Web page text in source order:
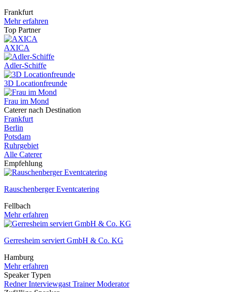
Frankfurt
Mehr erfahren
Top Partner
AXICA
Adler-Schiffe
3D Locationfreunde
Frau im Mond
Caterer nach Destination
Frankfurt
Berlin
Potsdam
Ruhrgebiet
Alle Caterer
Empfehlung
Rauschenberger Eventcatering
Fellbach
Mehr erfahren
Gerresheim serviert GmbH & Co. KG
Hamburg
Mehr erfahren
Speaker Typen
RednerInterviewgast TrainerModerator